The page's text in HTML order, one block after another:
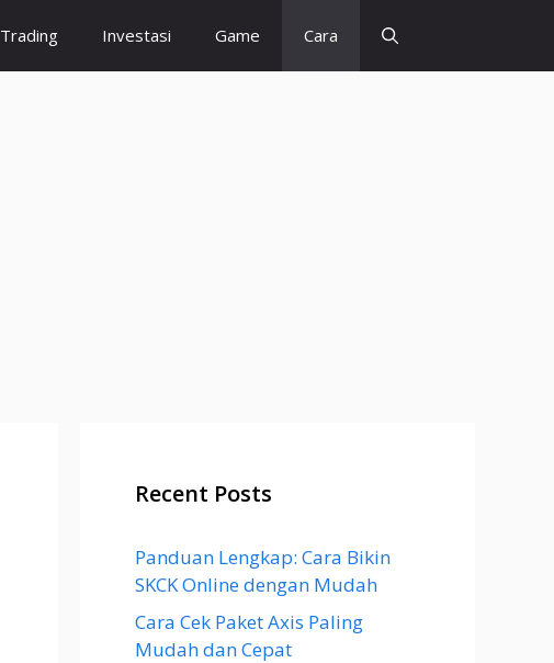
Trading Investasi Game Cara
Recent Posts
Panduan Lengkap: Cara Bikin
SKCK Online dengan Mudah
Cara Cek Paket Axis Paling
Mudah dan Cepat